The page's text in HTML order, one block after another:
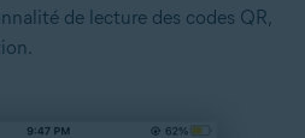
de lecture des codes QR,